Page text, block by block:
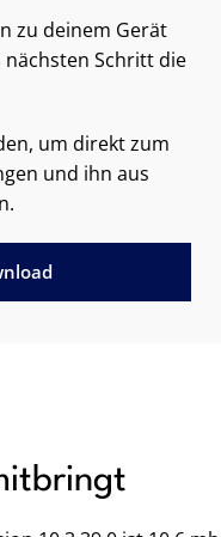
zu deinem Gerät
Schritt die
um direkt zum
und ihn aus